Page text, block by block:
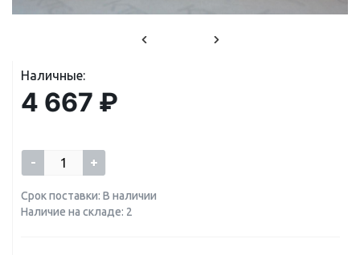
Наличные:
4 667 ₽
- +
Срок поставки: В наличии
Наличие на складе: 2